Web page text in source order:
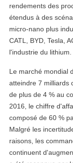
rendements des
étendus à des
micro-nano plus
CATL, BYD, Tesla,
l'industrie du lithium.
Le marché mondial
atteindre 7 milliards
de plus de 4 % au
2016, le chiffre
composé de 60 %
Malgré les
raisons, les
continuent